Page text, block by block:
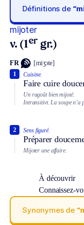
Définitions de
mijoter
v. (1er gr.)
FR [miʒɔte]
Cuisine.
Faire cuire
1
Un ragoût bien mijoté.
Intransitivt. La soupe n’a
Sens figuré.
Préparer
2
Mijoter une affaire.
À découvrir
Connaissez-
Synonymes de